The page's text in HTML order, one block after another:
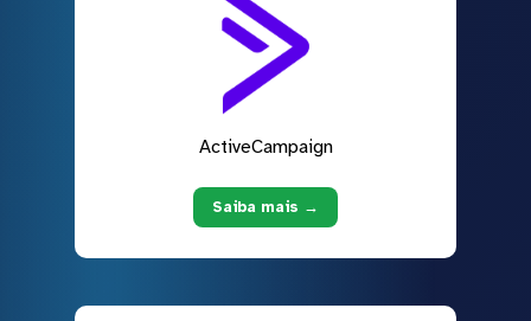
ActiveCampaign
Saiba mais →